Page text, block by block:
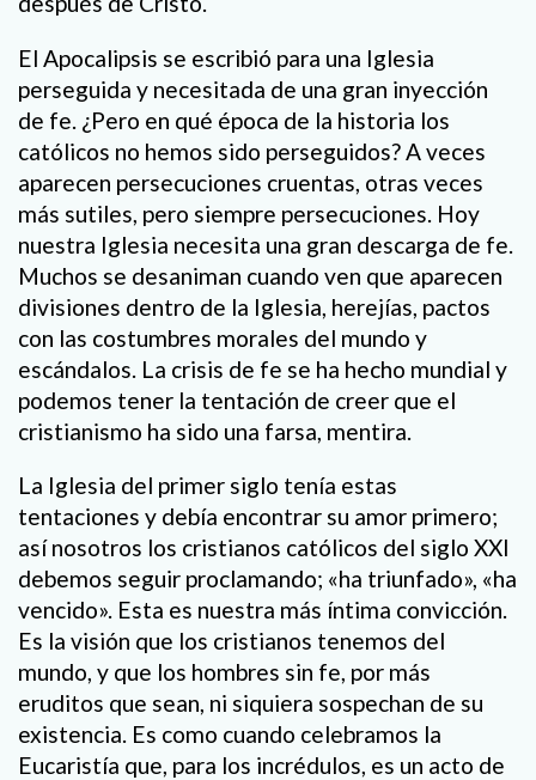
El Apocalipsis se escribió para una Iglesia
perseguida y necesitada de una gran inyección
de fe. ¿Pero en qué época de la historia los
católicos no hemos sido perseguidos? A veces
aparecen persecuciones cruentas, otras veces
más sutiles, pero siempre persecuciones. Hoy
nuestra Iglesia necesita una gran descarga de fe.
Muchos se desaniman cuando ven que aparecen
divisiones dentro de la Iglesia, herejías, pactos
con las costumbres morales del mundo y
escándalos. La crisis de fe se ha hecho mundial y
podemos tener la tentación de creer que el
cristianismo ha sido una farsa, mentira.
La Iglesia del primer siglo tenía estas
tentaciones y debía encontrar su amor primero;
así nosotros los cristianos católicos del siglo XXI
debemos seguir proclamando; «ha triunfado», «ha
vencido». Esta es nuestra más íntima convicción.
Es la visión que los cristianos tenemos del
mundo, y que los hombres sin fe, por más
eruditos que sean, ni siquiera sospechan de su
existencia. Es como cuando celebramos la
Eucaristía que, para los incrédulos, es un acto de